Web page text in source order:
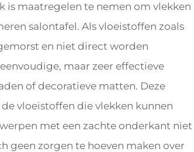
is maatregelen te nemen om vlekken
salontafel. Als vloeistoffen zoals
en niet direct worden
maar zeer effectieve
of decoratieve matten. Deze
vloeistoffen die vlekken kunnen
met een zachte onderkant niet
geen zorgen te hoeven maken over